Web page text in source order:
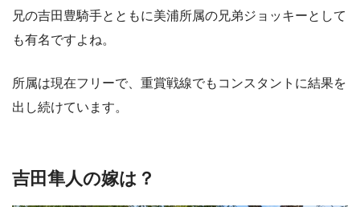
兄の吉田豊騎手とともに美浦所属の兄弟ジョッキーとして
も有名ですよね。
所属は現在フリーで、重賞戦線でもコンスタントに結果を
出し続けています。
吉田隼人の嫁は？